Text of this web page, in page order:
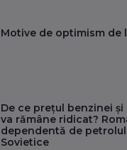
Motive de optimism de
De ce prețul benzinei
va rămâne ridicat?
dependentă de
Sovietice